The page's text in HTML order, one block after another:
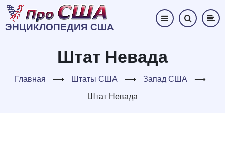
Перейти
основному
ЭНЦИКЛОПЕДИЯ США
Штат Невада
Главная ⟶ Штаты США ⟶ Запад США
⟶
Штат Невада